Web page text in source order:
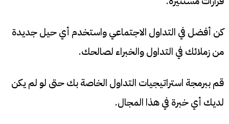
كن أفضل في التداول الاجتماعي واستخدم أي حيل جديدة
من زملائك في التداول والخبراء لصالحك.
قم ببرمجة استراتيجيات التداول الخاصة بك حتى لو لم يكن
لديك أي خبرة في هذا المجال.